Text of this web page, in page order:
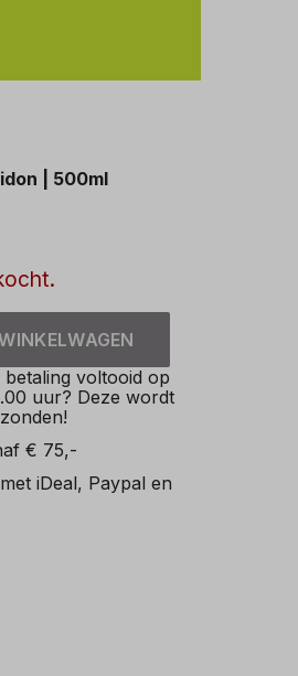
| 500ml
betaling voltooid op
uur? Deze wordt
€ 75,-
iDeal, Paypal en